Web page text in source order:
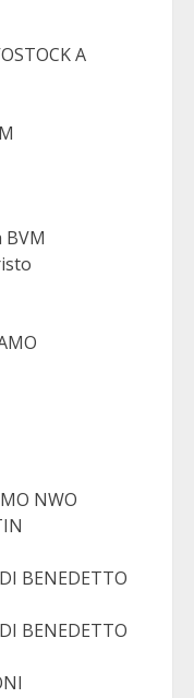
A
BVM
NWO
BENEDETTO
BENEDETTO